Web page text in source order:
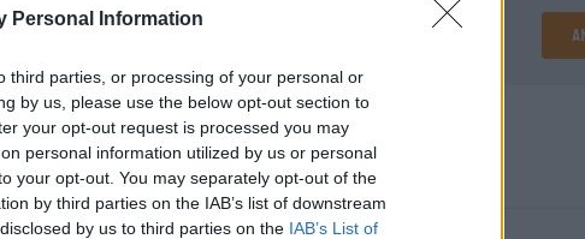
Personal Information
third parties, or processing of your personal or
by us, please use the below opt-out section to
your opt-out request is processed you may
personal information utilized by us or personal
your opt-out. You may separately opt-out of the
by third parties on the IAB’s list of downstream
by us to third parties on the IAB’s List of
MwSt. zzgl. zzgl.
Infos Bewertungen(0)